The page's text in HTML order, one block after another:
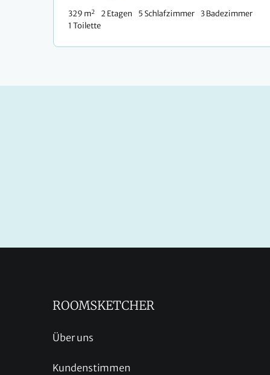
329 m2 2 Etagen 5 Schlafzimmer
3 Badezimmer
1 Toilette
ROOMSKETCHER
Über uns
Kundenstimmen